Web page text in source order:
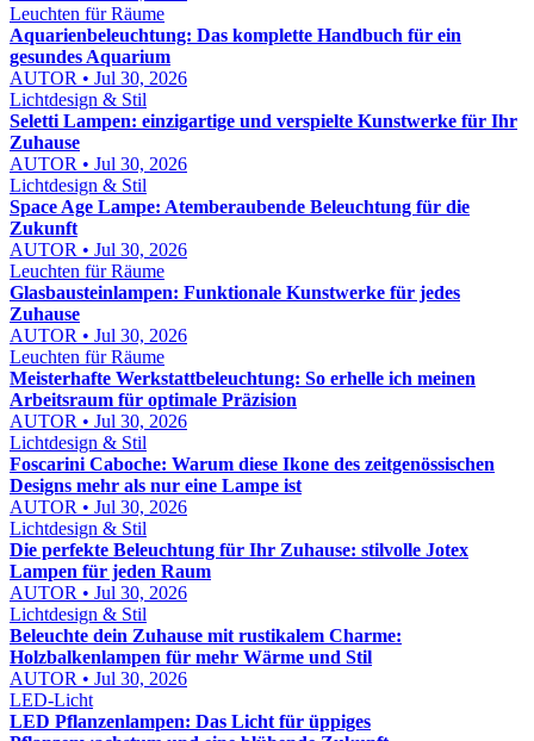
Leuchten für Räume
Aquarienbeleuchtung: Das komplette Handbuch für ein
gesundes Aquarium
AUTOR • Jul 30, 2026
Lichtdesign & Stil
Seletti Lampen: einzigartige und verspielte Kunstwerke für Ihr
Zuhause
AUTOR • Jul 30, 2026
Lichtdesign & Stil
Space Age Lampe: Atemberaubende Beleuchtung für die
Zukunft
AUTOR • Jul 30, 2026
Leuchten für Räume
Glasbausteinlampen: Funktionale Kunstwerke für jedes
Zuhause
AUTOR • Jul 30, 2026
Leuchten für Räume
Meisterhafte Werkstattbeleuchtung: So erhelle ich meinen
Arbeitsraum für optimale Präzision
AUTOR • Jul 30, 2026
Lichtdesign & Stil
Foscarini Caboche: Warum diese Ikone des zeitgenössischen
Designs mehr als nur eine Lampe ist
AUTOR • Jul 30, 2026
Lichtdesign & Stil
Die perfekte Beleuchtung für Ihr Zuhause: stilvolle Jotex
Lampen für jeden Raum
AUTOR • Jul 30, 2026
Lichtdesign & Stil
Beleuchte dein Zuhause mit rustikalem Charme:
Holzbalkenlampen für mehr Wärme und Stil
AUTOR • Jul 30, 2026
LED-Licht
LED Pflanzenlampen: Das Licht für üppiges